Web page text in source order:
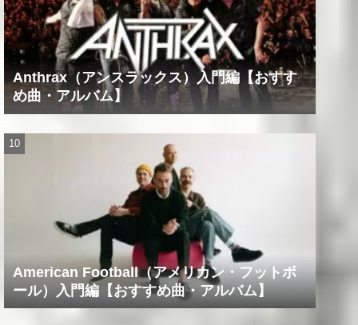
Anthrax（アンスラックス）入門編【おすす
め曲・アルバム】
American Football（アメリカン・フットボ
ール）入門編【おすすめ曲・アルバム】